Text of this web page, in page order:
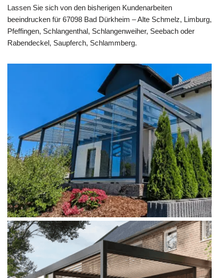
Lassen Sie sich von den bisherigen Kundenarbeiten
beeindrucken für 67098 Bad Dürkheim – Alte Schmelz, Limburg,
Pfeffingen, Schlangenthal, Schlangenweiher, Seebach oder
Rabendeckel, Saupferch, Schlammberg.